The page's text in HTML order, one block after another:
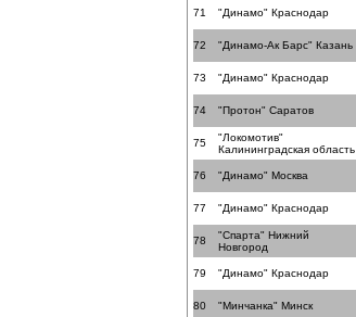
71 "Динамо" Краснодар
72 "Динамо-Ак Барс" Казань
73 "Динамо" Краснодар
74 "Протон" Саратов
75
"Локомотив"
Калининградская область
76 "Динамо" Москва
77 "Динамо" Краснодар
78
"Спарта" Нижний
Новгород
79 "Динамо" Краснодар
80 "Минчанка" Минск